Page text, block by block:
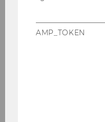
17.05.2022
„Formalismus im
Spannungsfeld
Advanced Transfer
02.05.2022 KSW
AMP_TOKEN